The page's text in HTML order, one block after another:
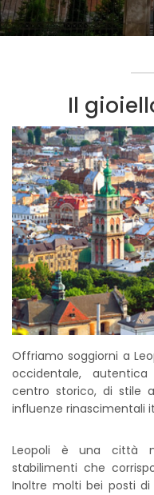
Il
Offriamo soggiorni a
occidentale,
centro storico, di stile
influenze rinascimentali
Leopoli è una città
stabilimenti che
Inoltre molti bei posti